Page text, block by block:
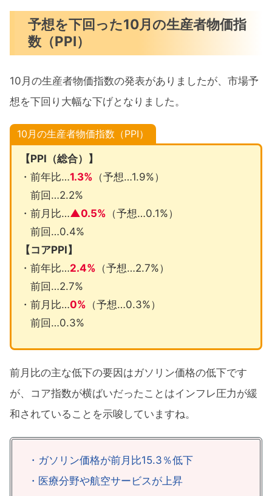
予想を下回った10月の生産者物価指
数（PPI）
10月の生産者物価指数の発表がありましたが、市場予
想を下回り大幅な下げとなりました。
10月の生産者物価指数（PPI）
【PPI（総合）】
・前年比…1.3% （予想…1.9%）
前回…2.2%
・前月比…▲0.5% （予想…0.1%）
前回…0.4%
【コアPPI】
・前年比…2.4% （予想…2.7%）
前回…2.7%
・前月比…0% （予想…0.3%）
前回…0.3%
前月比の主な低下の要因はガソリン価格の低下です
が、コア指数が横ばいだったことはインフレ圧力が緩
和されていることを示唆していますね。
・ガソリン価格が前月比15.3％低下
・医療分野や航空サービスが上昇